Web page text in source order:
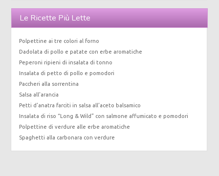
Le Ricette Più Lette
Polpettine ai tre colori al forno
Dadolata di pollo e patate con erbe aromatiche
Peperoni ripieni di insalata di tonno
Insalata di petto di pollo e pomodori
Paccheri alla sorrentina
Salsa all’arancia
Petti d’anatra farciti in salsa all’aceto balsamico
Insalata di riso “Long & Wild” con salmone affumicato e pomodori
Polpettine di verdure alle erbe aromatiche
Spaghetti alla carbonara con verdure